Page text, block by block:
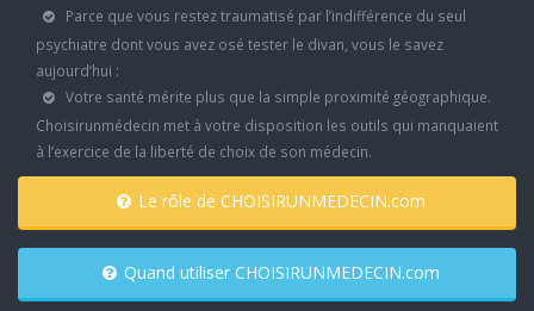
Parce que vous restez traumatisé par l’indifférence du seul
psychiatre dont vous avez osé tester le divan, vous le savez
aujourd’hui :
Votre santé mérite plus que la simple proximité géographique.
Choisirunmédecin met à votre disposition les outils qui manquaient
à l’exercice de la liberté de choix de son médecin.
Le rôle de CHOISIRUNMEDECIN.com
Quand utiliser CHOISIRUNMEDECIN.com